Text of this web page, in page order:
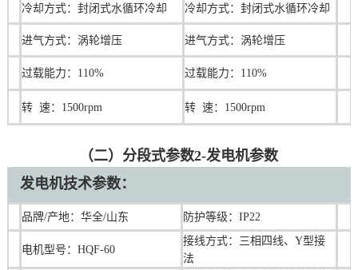
冷却方式：封闭式水循环冷却 冷却方式：封闭式水循环冷却
进气方式：涡轮增压 进气方式：涡轮增压
过载能力：110% 过载能力：110%
转 速：1500rpm 转 速：1500rpm
（二）分段式参数2-发电机参数
发电机技术参数：
品牌/产地：华全/山东 防护等级：IP22
电机型号：HQF-60
接线方式：三相四线、Y型接
法